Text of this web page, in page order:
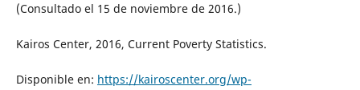
(Consultado el 15 de noviembre de 2016.)
Kairos Center, 2016, Current Poverty Statistics.
Disponible en: https://kairoscenter.org/wp-